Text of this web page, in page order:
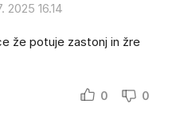
2025 16.14
že potuje zastonj in žre
0 0